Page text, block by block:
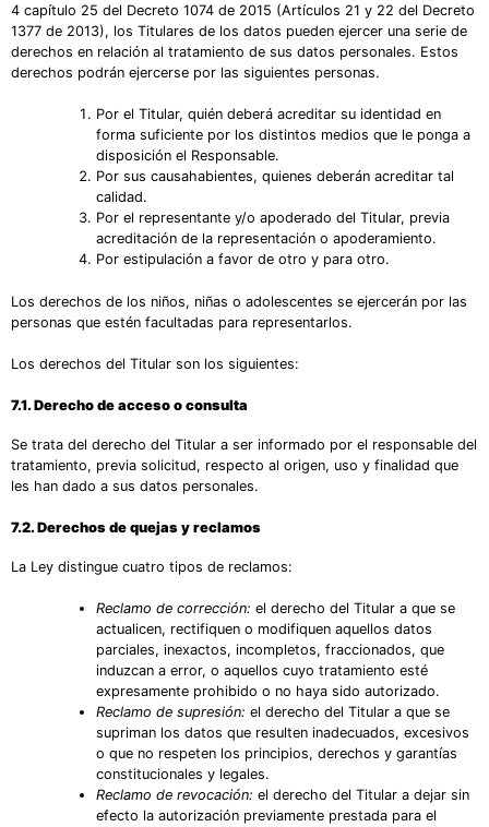
4 capítulo 25 del Decreto 1074 de 2015 (Artículos 21 y 22 del Decreto
1377 de 2013), los Titulares de los datos pueden ejercer una serie de
derechos en relación al tratamiento de sus datos personales. Estos
derechos podrán ejercerse por las siguientes personas.
Por el Titular, quién deberá acreditar su identidad en
forma suficiente por los distintos medios que le ponga a
disposición el Responsable.
Por sus causahabientes, quienes deberán acreditar tal
calidad.
Por el representante y/o apoderado del Titular, previa
acreditación de la representación o apoderamiento.
Por estipulación a favor de otro y para otro.
Los derechos de los niños, niñas o adolescentes se ejercerán por las
personas que estén facultadas para representarlos.
Los derechos del Titular son los siguientes:
7.1. Derecho de acceso o consulta
Se trata del derecho del Titular a ser informado por el responsable del
tratamiento, previa solicitud, respecto al origen, uso y finalidad que
les han dado a sus datos personales.
7.2. Derechos de quejas y reclamos
La Ley distingue cuatro tipos de reclamos:
Reclamo de corrección: el derecho del Titular a que se
actualicen, rectifiquen o modifiquen aquellos datos
parciales, inexactos, incompletos, fraccionados, que
induzcan a error, o aquellos cuyo tratamiento esté
expresamente prohibido o no haya sido autorizado.
Reclamo de supresión: el derecho del Titular a que se
supriman los datos que resulten inadecuados, excesivos
o que no respeten los principios, derechos y garantías
constitucionales y legales.
Reclamo de revocación: el derecho del Titular a dejar sin
efecto la autorización previamente prestada para el